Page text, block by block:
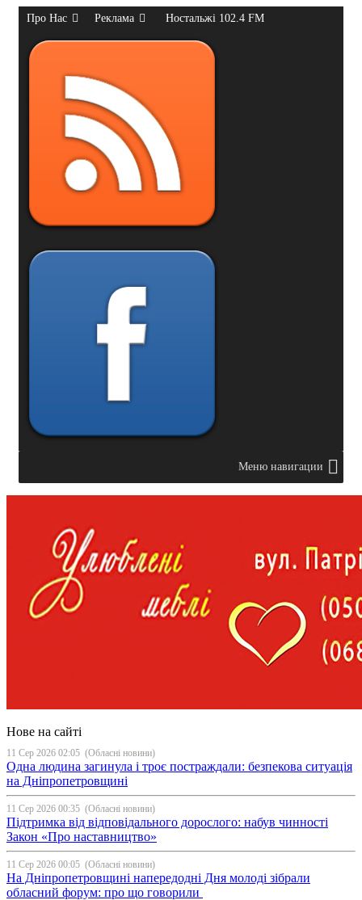
Про Нас Реклама Ностальжі 102.4 FM
Меню навигации
Нове на сайті
11 Сер 2026 02:05 (Обласні новини)
Одна людина загинула і троє постраждали: безпекова ситуація
на Дніпропетровщині
11 Сер 2026 00:35 (Обласні новини)
Підтримка від відповідального дорослого: набув чинності
Закон «Про наставництво»
11 Сер 2026 00:05 (Обласні новини)
На Дніпропетровщині напередодні Дня молоді зібрали
обласний форум: про що говорили